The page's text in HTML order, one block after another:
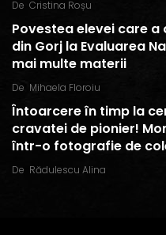
De Cristina Roșu
Povestea elevei care
din Gorj la Evaluarea
mai multe materii
De Mihaela Floroiu
Întoarcere în timp la
cravatei de pionier!
într-o fotografie de
De Rădulescu Alina